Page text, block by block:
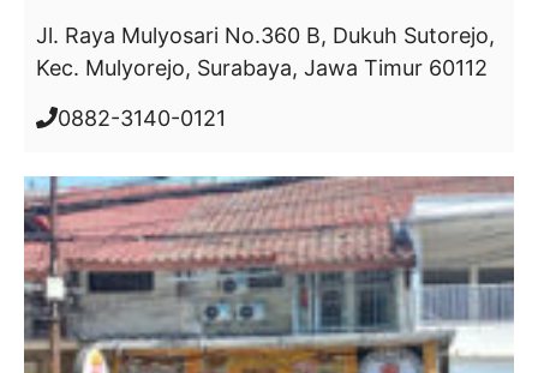
Jl. Raya Mulyosari No.360 B, Dukuh Sutorejo,
Kec. Mulyorejo, Surabaya, Jawa Timur 60112
0882-3140-0121